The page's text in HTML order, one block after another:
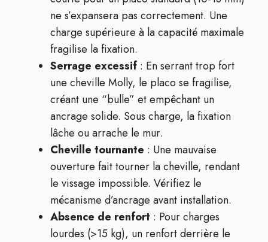
ne s’expansera pas correctement. Une
charge supérieure à la capacité maximale
fragilise la fixation.
Serrage excessif : En serrant trop fort
une cheville Molly, le placo se fragilise,
créant une “bulle” et empêchant un
ancrage solide. Sous charge, la fixation
lâche ou arrache le mur.
Cheville tournante : Une mauvaise
ouverture fait tourner la cheville, rendant
le vissage impossible. Vérifiez le
mécanisme d’ancrage avant installation.
Absence de renfort : Pour charges
lourdes (>15 kg), un renfort derrière le